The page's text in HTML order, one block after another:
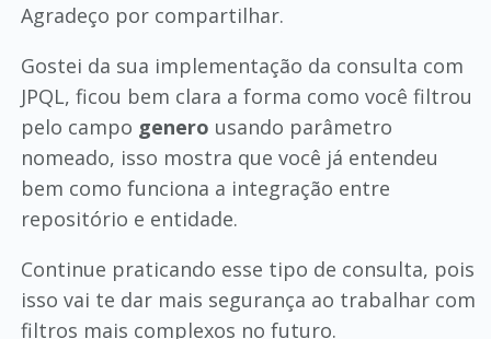
Agradeço por compartilhar.
Gostei da sua implementação da consulta com
JPQL, ficou bem clara a forma como você filtrou
pelo campo genero usando parâmetro
nomeado, isso mostra que você já entendeu
bem como funciona a integração entre
repositório e entidade.
Continue praticando esse tipo de consulta, pois
isso vai te dar mais segurança ao trabalhar com
filtros mais complexos no futuro.